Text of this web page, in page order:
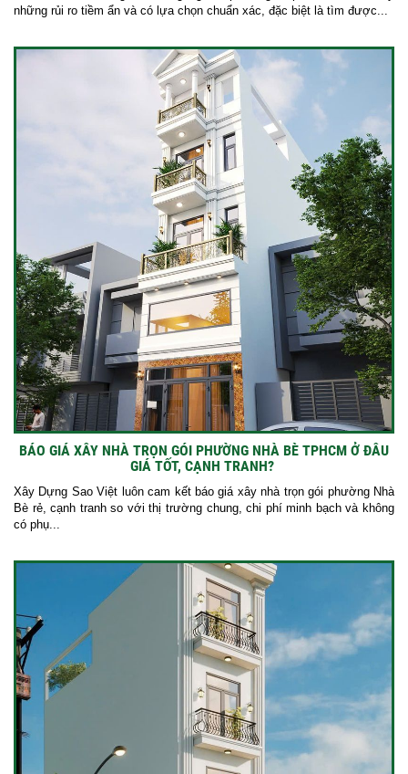
những rủi ro tiềm ẩn và có lựa chọn chuẩn xác, đặc biệt là tìm được...
BÁO GIÁ XÂY NHÀ TRỌN GÓI PHƯỜNG NHÀ BÈ TPHCM Ở ĐÂU
GIÁ TỐT, CẠNH TRANH?
Xây Dựng Sao Việt luôn cam kết báo giá xây nhà trọn gói phường Nhà
Bè rẻ, cạnh tranh so với thị trường chung, chi phí minh bạch và không
có phụ...